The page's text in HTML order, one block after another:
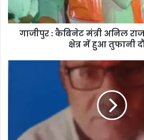
गाजीपुर : कैबिनेट मंत्री अनिल
क्षेत्र में हुआ तुफानी